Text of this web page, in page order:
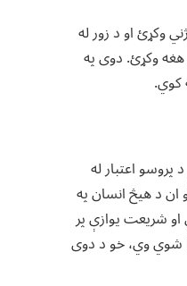
وکړئ او د زور له
هغه وکړئ. دوی په
کوي.
پروسو اعتبار له
ان د هیڅ انسان په
شریعت یوازې پر
شوي وي، خو د دوی